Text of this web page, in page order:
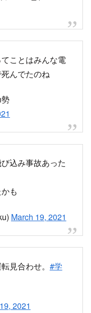
2021
19, 2021
】
線で運転を見合
再開見込は大幅
運行情報 など